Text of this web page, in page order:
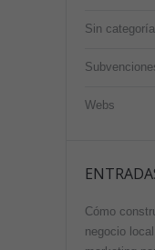
Sin categoría
Webs
Cómo
negocio